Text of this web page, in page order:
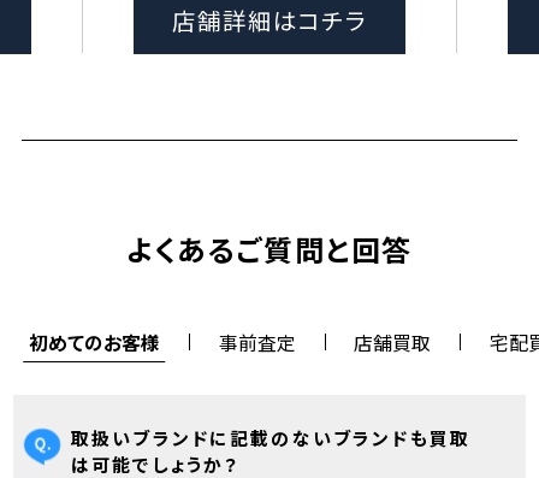
店舗詳細はコチラ
よくあるご質問と回答
初めてのお客様 事前査定 店舗買取 宅配
取扱いブランドに記載のないブランドも買取
は可能でしょうか？